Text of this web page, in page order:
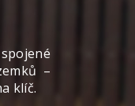
–
klíč.